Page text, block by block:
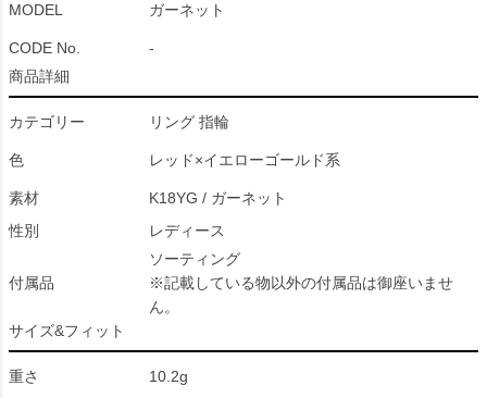
MODEL ガーネット
CODE No.
-
商品詳細
カテゴリー リング 指輪
色 レッド×イエローゴールド系
素材
K18YG / ガーネット
性別
レディース
付属品
ソーティング
※記載している物以外の付属品は御座いませ
ん。
サイズ&フィット
重さ
10.2g